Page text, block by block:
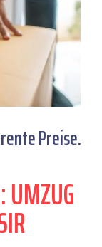
Preise.
UMZUG